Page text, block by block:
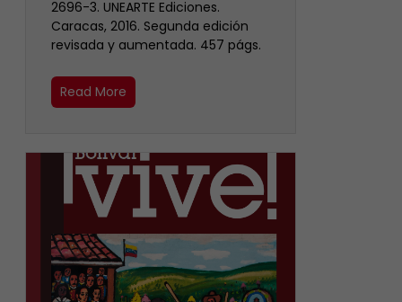
2696-3. UNEARTE Ediciones.
Caracas, 2016. Segunda edición
revisada y aumentada. 457 págs.
Read More